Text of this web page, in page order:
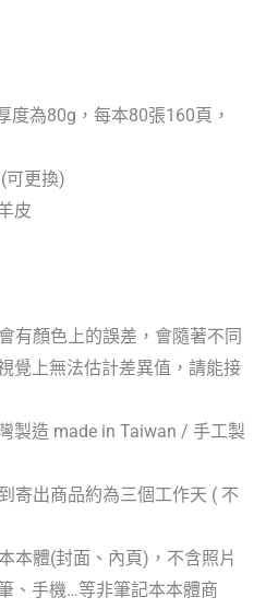
度為80g，每本80張160頁，
可更換)
皮
有顏色上的誤差，會隨著不同
覺上無法估計差異值，請能接
製造 made in Taiwan / 手工製
寄出商品約為三個工作天 ( 不
本體(封面、內頁)，不含照片
、手機…等非筆記本本體商